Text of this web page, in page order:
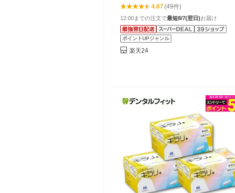
4.67(49件)
12:00までの注文で最短8/7(翌日)お届け
ポイントUPジャンル
楽天24